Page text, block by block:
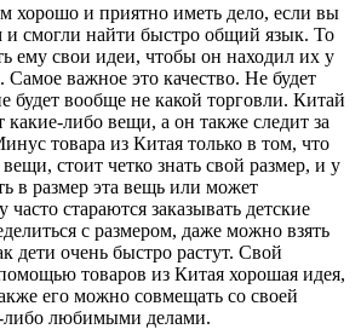
хорошо и приятно иметь дело, если вы
и смогли найти быстро общий язык. То
ему свои идеи, чтобы он находил их у
важное это качество. Не будет
будет вообще не какой торговли. Китай
какие-либо вещи, а он также следит за
товара из Китая только в том, что
стоит четко знать свой размер, и у
в размер эта вещь или может
стараются заказывать детские
с размером, даже можно взять
дети очень быстро растут. Свой
товаров из Китая хорошая идея,
его можно совмещать со своей
либо любимыми делами.